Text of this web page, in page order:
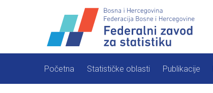
Početna Statističke oblasti Publikacije